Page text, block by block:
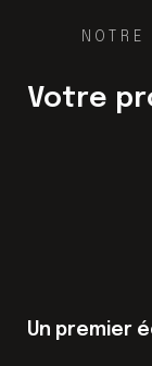
Votre
Un premier